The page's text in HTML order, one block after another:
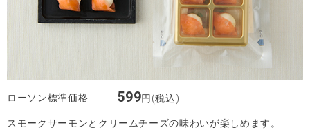
ローソン標準価格 599円(税込)
スモークサーモンとクリームチーズの味わいが楽しめます。